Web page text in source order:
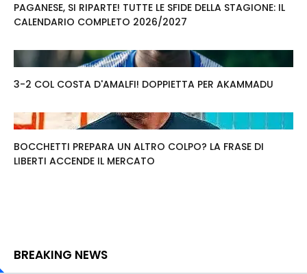
PAGANESE, SI RIPARTE! TUTTE LE SFIDE DELLA STAGIONE: IL
CALENDARIO COMPLETO 2026/2027
3-2 COL COSTA D'AMALFI! DOPPIETTA PER AKAMMADU
BOCCHETTI PREPARA UN ALTRO COLPO? LA FRASE DI
LIBERTI ACCENDE IL MERCATO
BREAKING NEWS